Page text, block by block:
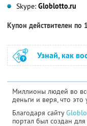
Skype: Globlotto.ru
Купон действителен по
Узнай, как
Миллионы людей во
деньги и веря, что
Благодаря сайту
портал был создан